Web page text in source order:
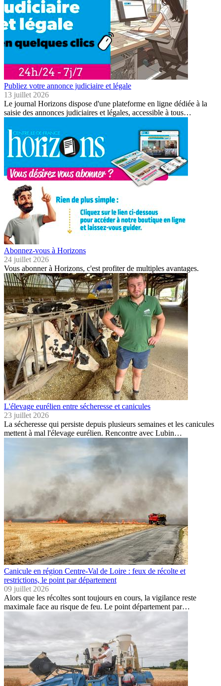
Publiez votre annonce judiciaire et légale
13 juillet 2026
Le journal Horizons dispose d'une plateforme en ligne dédiée à la
saisie des annonces judiciaires et légales, accessible à tous…
Abonnez-vous à Horizons
24 juillet 2026
Vous abonner à Horizons, c'est profiter de multiples avantages.
L'élevage eurélien entre sécheresse et canicules
23 juillet 2026
La sécheresse qui persiste depuis plusieurs semaines et les canicules
mettent à mal l'élevage eurélien. Rencontre avec Lubin…
Canicule en région Centre-Val de Loire : feux de récolte et
restrictions, le point par département
09 juillet 2026
Alors que les récoltes sont toujours en cours, la vigilance reste
maximale face au risque de feu. Le point département par…